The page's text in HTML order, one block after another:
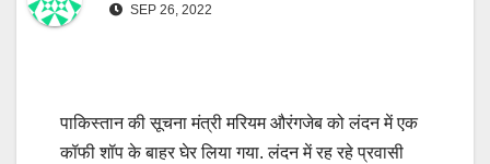
SEP 26, 2022
पाकिस्तान की सूचना मंत्री मरियम औरंगजेब को लंदन में एक
कॉफी शॉप के बाहर घेर लिया गया. लंदन में रह रहे प्रवासी